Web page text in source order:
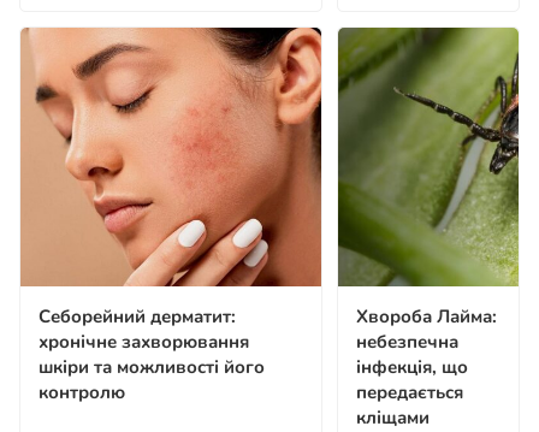
Себорейний дерматит:
хронічне захворювання
шкіри та можливості його
контролю
Хвороба Лайма:
небезпечна
інфекція, що
передається
кліщами